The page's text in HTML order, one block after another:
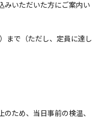
みいただいた方にご案内い
まで（ただし、定員に達し
ため、当日事前の検温、